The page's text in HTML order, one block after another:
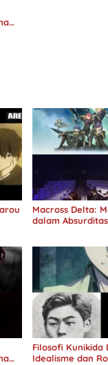
Macross Delta:
dalam
Filosofi Kunikida
Idealisme dan